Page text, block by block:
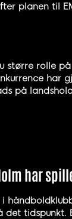
planen til
større rolle
har
på
har